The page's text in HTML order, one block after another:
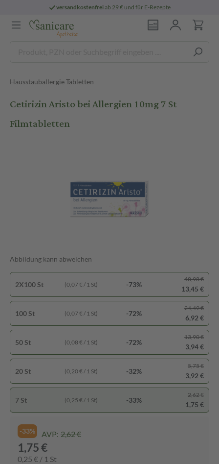
versandkostenfreiab 29 € und für E-Rezepte
Hausstauballergie Tabletten
Cetirizin Aristo bei Allergien 10mg 7 St
Filmtabletten
Abbildung kann abweichen
2X100 St (0,07 € / 1 St) -73%
48,98 €
13,45 €
100 St (0,07 € / 1 St) -72%
24,49 €
6,92 €
50 St (0,08 € / 1 St) -72%
13,90 €
3,94 €
20 St (0,20 € / 1 St) -32%
5,75 €
3,92 €
7 St (0,25 € / 1 St) -33%
2,62 €
1,75 €
-33% AVP: 2,62 €
1,75 €
0,25 € / 1 St